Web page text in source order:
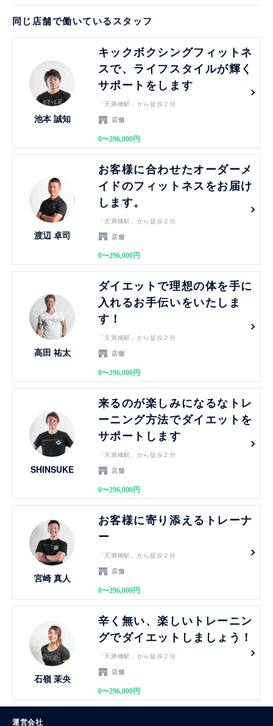
同じ店舗で働いているスタッフ
池本 誠知
キックボクシングフィットネ
スで、ライフスタイルが輝く
サポートをします
「天満橋駅」から徒歩２分
店舗
0〜296,000円
渡辺 卓司
お客様に合わせたオーダーメ
イドのフィットネスをお届け
します。
「天満橋駅」から徒歩２分
店舗
0〜296,000円
高田 祐太
ダイエットで理想の体を手に
入れるお手伝いをいたしま
す！
「天満橋駅」から徒歩２分
店舗
0〜296,000円
SHINSUKE
来るのが楽しみになるなトレ
ーニング方法でダイエットを
サポートします
「天満橋駅」から徒歩２分
店舗
0〜296,000円
宮崎 真人
お客様に寄り添えるトレーナ
ー
「天満橋駅」から徒歩２分
店舗
0〜296,000円
石嶺 茉央
辛く無い、楽しいトレーニン
グでダイエットしましょう！
「天満橋駅」から徒歩２分
店舗
0〜296,000円
運営会社